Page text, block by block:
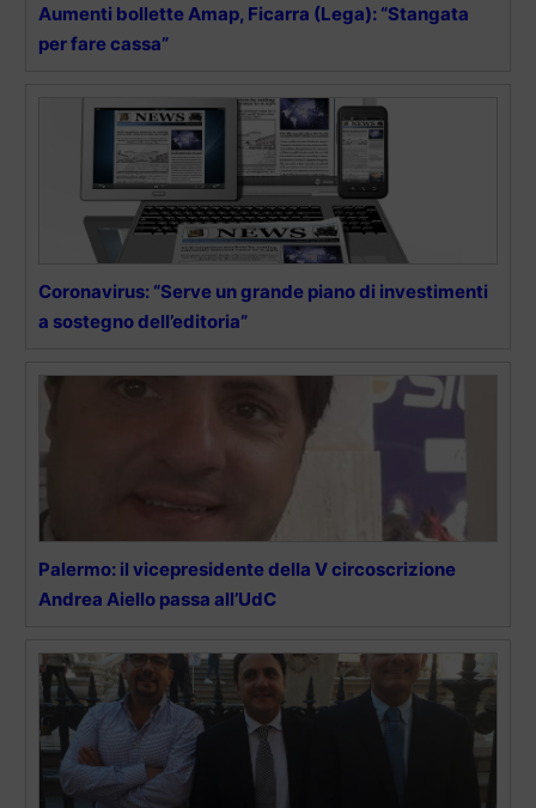
Aumenti bollette Amap, Ficarra (Lega): “Stangata
per fare cassa”
Coronavirus: “Serve un grande piano di investimenti
a sostegno dell’editoria”
Palermo: il vicepresidente della V circoscrizione
Andrea Aiello passa all’UdC